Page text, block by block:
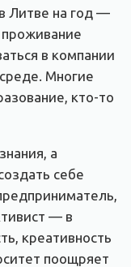
Литве на год —
в компании
Многие
кто-то
а
себе
— в
креативность
поощряет